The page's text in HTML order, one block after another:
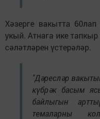
Хәзерге вакытта
укый. Атнага ике
сәләтләрен үстерәләр.
"Дәресләр
күбрәк басым
байлыгын
темаларны